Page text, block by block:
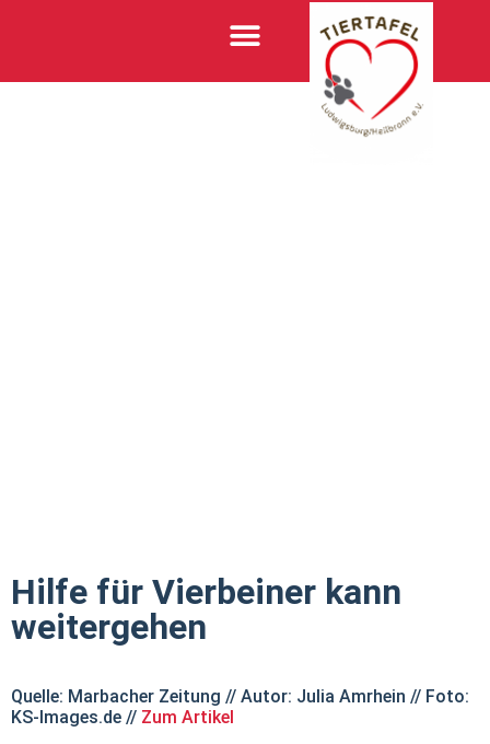
Hilfe für Vierbeiner kann
weitergehen
Quelle: Marbacher Zeitung // Autor: Julia Amrhein // Foto:
KS-Images.de // Zum Artikel